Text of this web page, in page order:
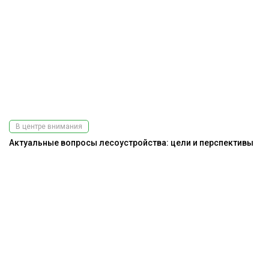
В центре внимания
Актуальные вопросы лесоустройства: цели и перспективы